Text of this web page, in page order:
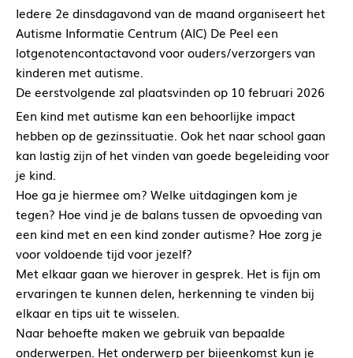
Iedere 2e dinsdagavond van de maand organiseert het
Autisme Informatie Centrum (AIC) De Peel een
lotgenotencontactavond voor ouders/verzorgers van
kinderen met autisme.
De eerstvolgende zal plaatsvinden op 10 februari 2026
Een kind met autisme kan een behoorlijke impact
hebben op de gezinssituatie. Ook het naar school gaan
kan lastig zijn of het vinden van goede begeleiding voor
je kind.
Hoe ga je hiermee om? Welke uitdagingen kom je
tegen? Hoe vind je de balans tussen de opvoeding van
een kind met en een kind zonder autisme? Hoe zorg je
voor voldoende tijd voor jezelf?
Met elkaar gaan we hierover in gesprek. Het is fijn om
ervaringen te kunnen delen, herkenning te vinden bij
elkaar en tips uit te wisselen.
Naar behoefte maken we gebruik van bepaalde
onderwerpen. Het onderwerp per bijeenkomst kun je